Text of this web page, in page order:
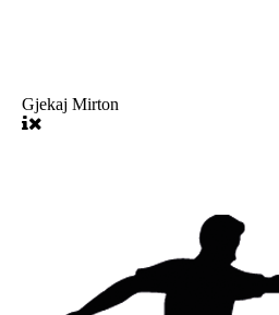
Gjekaj Mirton